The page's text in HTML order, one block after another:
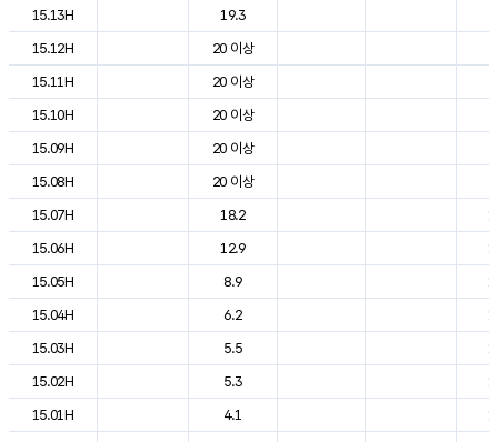
15.13H
19.3
15.12H
20 이상
15.11H
20 이상
15.10H
20 이상
15.09H
20 이상
15.08H
20 이상
15.07H
18.2
15.06H
12.9
15.05H
8.9
15.04H
6.2
15.03H
5.5
15.02H
5.3
15.01H
4.1